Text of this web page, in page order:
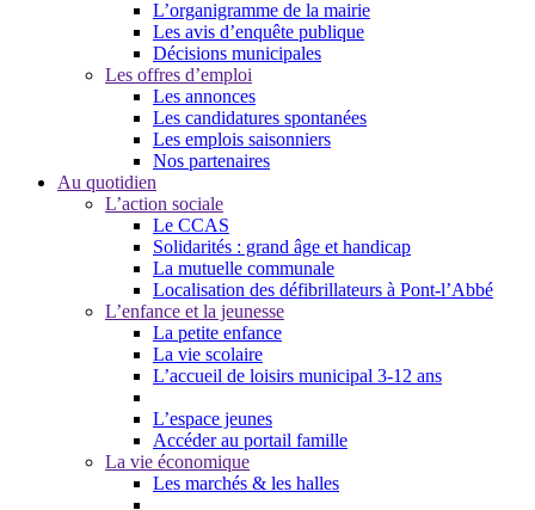
L’organigramme de la mairie
Les avis d’enquête publique
Décisions municipales
Les offres d’emploi
Les annonces
Les candidatures spontanées
Les emplois saisonniers
Nos partenaires
Au quotidien
L’action sociale
Le CCAS
Solidarités : grand âge et handicap
La mutuelle communale
Localisation des défibrillateurs à Pont-l’Abbé
L’enfance et la jeunesse
La petite enfance
La vie scolaire
L’accueil de loisirs municipal 3-12 ans
L’espace jeunes
Accéder au portail famille
La vie économique
Les marchés & les halles